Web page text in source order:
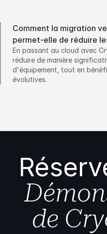
Comment la migration
permet-elle de réduire
En passant au cloud avec
réduire de manière
d'équipement, tout en
évolutives.
de